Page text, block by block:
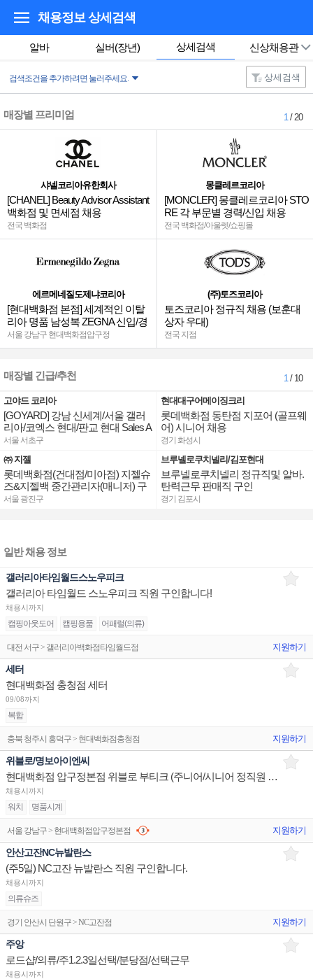
채용정보 상세검색
알바 실버(장년) 상세검색 신상채용관
검색조건을 추가하려면 눌러주세요. 상세검색
매장별 프리미엄 1/ 20
샤넬코리아유한회사
[CHANEL] Beauty Advisor Assistant
백화점 및 면세점 채용
전국 백화점
에르메네질도제냐코리아
[현대백화점 본점] 세계적인 이탈
리아 명품 남성복 ZEGNA 신입/경
력
서울 강남구 현대백화점압구정
몽클레르코리아
[MONCLER] 몽클레르코리아 STO
RE 각 부문별 경력/신입 채용
전국 백화점/아울렛/쇼핑몰
(주)토즈코리아
토즈코리아 정규직 채용 (보훈대
상자 우대)
전국 지점
매장별 긴급/추천 1/ 10
고야드 코리아
[GOYARD] 강남 신세계/서울 갤러
리아/코엑스 현대/판교 현대 Sales A
ssociate 채용
서울 서초구
㈜ 지젤
롯데백화점(건대점/미아점) 지젤슈
즈&지젤백 중간관리자(매니저) 구
인합니다
서울 광진구
현대대구어메이징크리
롯데백화점 동탄점 지포어 (골프웨
어) 시니어 채용
경기 화성시
브루넬로쿠치넬리/김포현대
브루넬로쿠치넬리 정규직및 알바.
탄력근무 판매직 구인
경기 김포시
일반 채용 정보
갤러리아타임월드스노우피크
갤러리아 타임월드 스노우피크 직원 구인합니다!
채용시까지
캠핑아웃도어 캠핑용품 어패럴(의류)
대전 서구 > 갤러리아백화점타임월드점 지원하기
세터
현대백화점 충청점 세터
09/08까지
복합
충북 청주시 흥덕구 > 현대백화점충청점 지원하기
위블로/명보아이엔씨
현대백화점 압구정본점 위블로 부티크 (주니어/시니어 정직원 채용)
채용시까지
워치 명품시계
서울 강남구 > 현대백화점압구정본점 지원하기
안산고잔NC뉴발란스
(주5일) NC고잔 뉴발란스 직원 구인합니다.
채용시까지
의류슈즈
경기 안산시 단원구 > NC고잔점 지원하기
주앙
로드샵/의류/주1.2.3일선택/분당점/선택근무
채용시까지